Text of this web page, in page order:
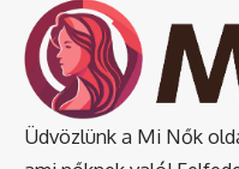
Üdvözlünk a Mi Nők